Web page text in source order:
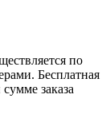
по
Бесплатная
заказа